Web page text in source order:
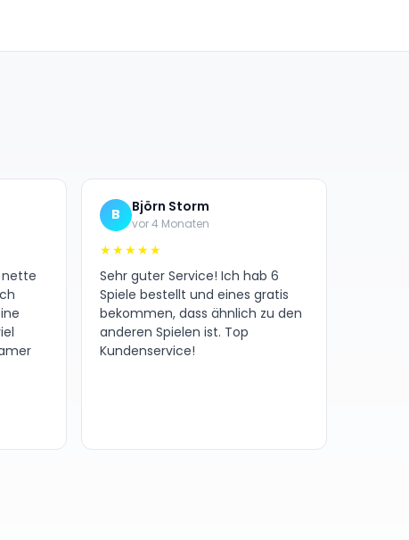
nette
B Björn Storm
vor 4 Monaten
★★★★★
Sehr guter Service! Ich hab 6
Spiele bestellt und eines gratis
bekommen, dass ähnlich zu den
anderen Spielen ist. Top
Kundenservice!